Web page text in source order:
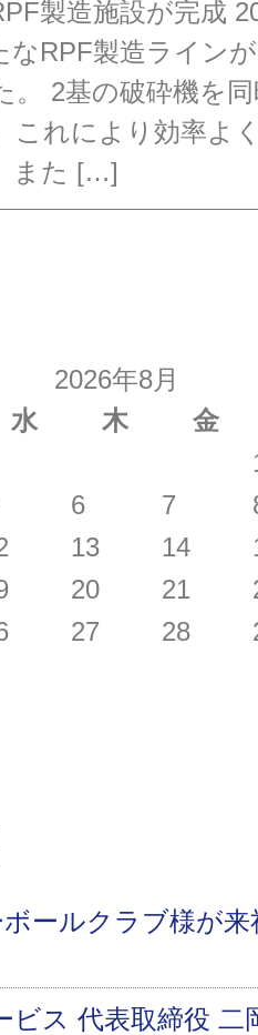
製造施設が完成
なRPF製造ライン
。 2基の破砕機を
これにより効率よ
また […]
2026年8月
水 木
金
6 7
13 14
20 21
27 28
ールクラブ様が
ビス 代表取締役 二